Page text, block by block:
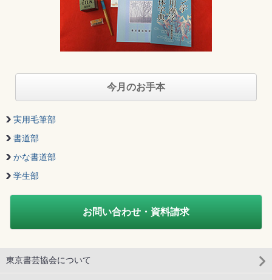
今月のお手本
実用毛筆部
書道部
かな書道部
学生部
お問い合わせ・資料請求
東京書芸協会について